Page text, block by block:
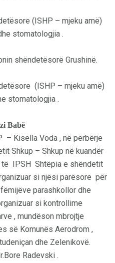
(ISHP – mjeku amë)
stomatologjia .
shëndetësorë Grushinë.
(ISHP – mjeku amë)
stomatologjia .
Babë
– Kisella Voda , në përbërje
Shkup – Shkup në kuandër
IPSH Shtëpia e shëndetit
si njësi parësore për
parashkollor dhe
si kontrollime
, mundëson mbrojtje
së Komunës Aerodrom ,
dhe Zelenikovë.
Radevski .